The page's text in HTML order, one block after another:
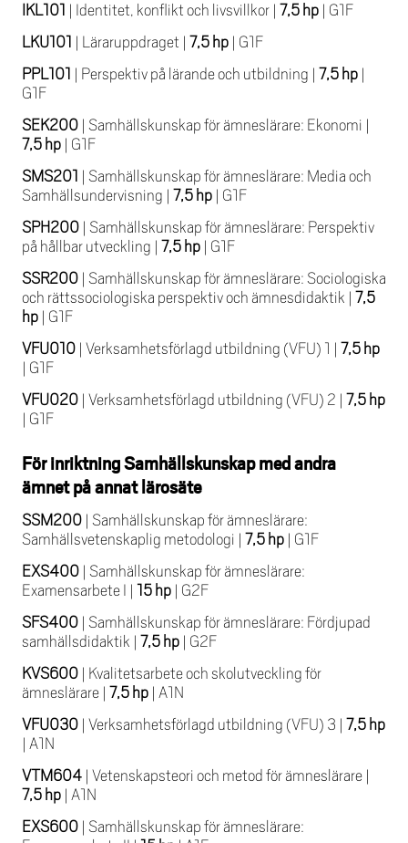
IKL101 | Identitet, konflikt och livsvillkor | 7,5 hp | G1F
LKU101 | Läraruppdraget | 7,5 hp | G1F
PPL101 | Perspektiv på lärande och utbildning | 7,5 hp |
G1F
SEK200 | Samhällskunskap för ämneslärare: Ekonomi |
7,5 hp | G1F
SMS201 | Samhällskunskap för ämneslärare: Media och
Samhällsundervisning | 7,5 hp | G1F
SPH200 | Samhällskunskap för ämneslärare: Perspektiv
på hållbar utveckling | 7,5 hp | G1F
SSR200 | Samhällskunskap för ämneslärare: Sociologiska
och rättssociologiska perspektiv och ämnesdidaktik | 7,5
hp | G1F
VFU010 | Verksamhetsförlagd utbildning (VFU) 1 | 7,5 hp
| G1F
VFU020 | Verksamhetsförlagd utbildning (VFU) 2 | 7,5 hp
| G1F
För inriktning Samhällskunskap med andra
ämnet på annat lärosäte
SSM200 | Samhällskunskap för ämneslärare:
Samhällsvetenskaplig metodologi | 7,5 hp | G1F
EXS400 | Samhällskunskap för ämneslärare:
Examensarbete I | 15 hp | G2F
SFS400 | Samhällskunskap för ämneslärare: Fördjupad
samhällsdidaktik | 7,5 hp | G2F
KVS600 | Kvalitetsarbete och skolutveckling för
ämneslärare | 7,5 hp | A1N
VFU030 | Verksamhetsförlagd utbildning (VFU) 3 | 7,5 hp
| A1N
VTM604 | Vetenskapsteori och metod för ämneslärare |
7,5 hp | A1N
EXS600 | Samhällskunskap för ämneslärare: